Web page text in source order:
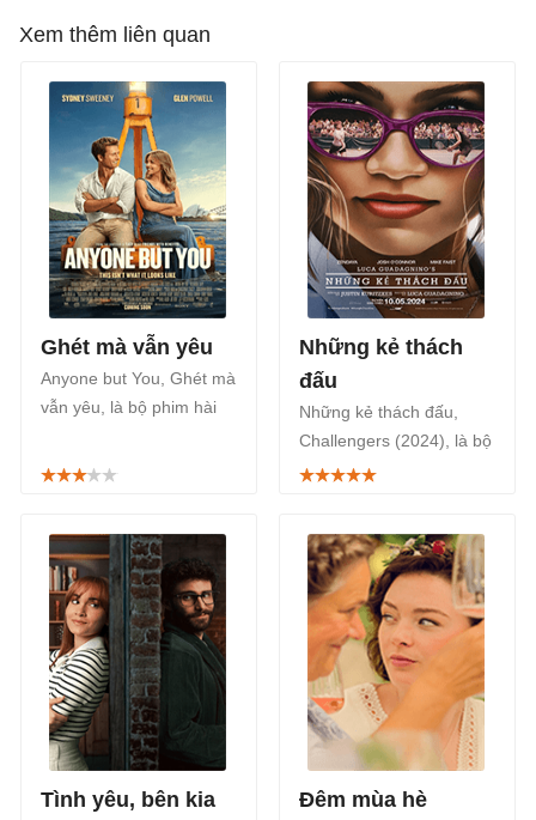
Xem thêm liên quan
Ghét mà vẫn yêu
Anyone but You, Ghét mà
vẫn yêu, là bộ phim hài
dựa trên vở kịch Many
William Shakespeare.
Những kẻ thách
đấu
Những kẻ thách đấu,
Challengers (2024), là bộ
phim hài lãng mạn thể
Tình yêu, bên kia
Đêm mùa hè